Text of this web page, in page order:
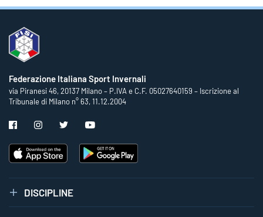
Federazione Italiana Sport Invernali
via Piranesi 46, 20137 Milano – P.IVA e C.F. 05027640159 – Iscrizione al
Tribunale di Milano n° 63, 11.12.2004
DISCIPLINE